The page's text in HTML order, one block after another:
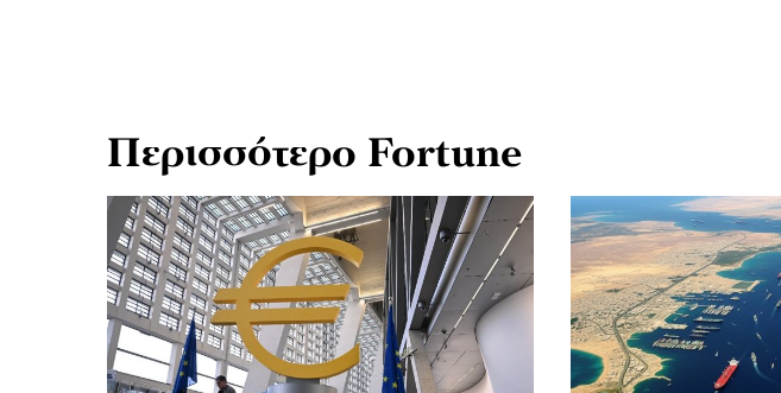
Περισσότερο Fortune